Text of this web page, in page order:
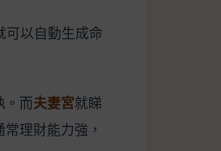
可以自動生成命
。而夫妻宮就睇
常理財能力強，